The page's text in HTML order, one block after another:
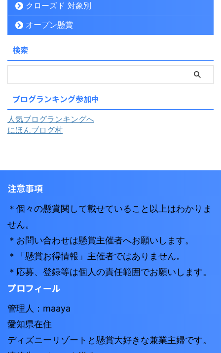
クローズド 対象別
オープン懸賞
検索
ブログランキング参加中
人気ブログランキングへ
にほんブログ村
注意事項
＊個々の懸賞関して載せていること以上はわかりま
せん。
＊お問い合わせは懸賞主催者へお願いします。
＊「懸賞お得情報」主催者ではありません。
＊応募、登録等は個人の責任範囲でお願いします。
プロフィール
管理人：maaya
愛知県在住
ディズニーリゾートと懸賞大好きな兼業主婦です。